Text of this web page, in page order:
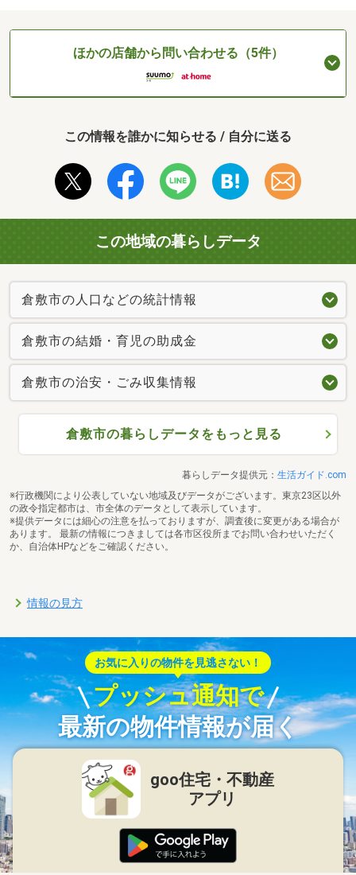
ほかの店舗から問い合わせる（5件）
この情報を誰かに知らせる / 自分に送る
この地域の暮らしデータ
倉敷市の人口などの統計情報
倉敷市の結婚・育児の助成金
倉敷市の治安・ごみ収集情報
倉敷市の暮らしデータをもっと見る
暮らしデータ提供元： 生活ガイド.com
※行政機関により公表していない地域及びデータがございます。東京23区以外
の政令指定都市は、市全体のデータとして表示しています。
※提供データには細心の注意を払っておりますが、調査後に変更がある場合が
あります。 最新の情報につきましては各市区役所までお問い合わせいただく
か、自治体HPなどをご確認ください。
情報の見方
お気に入りの物件を見逃さない！
プッシュ通知で
最新の物件情報が届く
goo住宅・不動産
アプリ